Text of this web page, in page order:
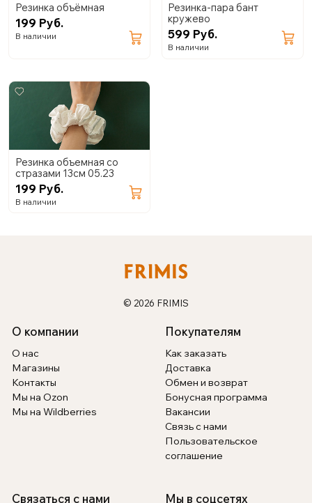
Резинка объёмная
199 Руб.
В наличии
Резинка-пара бант
кружево
599 Руб.
В наличии
Резинка объемная со
стразами 13см 05.23
199 Руб.
В наличии
© 2026 FRIMIS
О компании
О нас
Магазины
Контакты
Мы на Ozon
Мы на Wildberries
Покупателям
Как заказать
Доставка
Обмен и возврат
Бонусная программа
Вакансии
Связь с нами
Пользовательское
соглашение
Связаться с нами Мы в соцсетях